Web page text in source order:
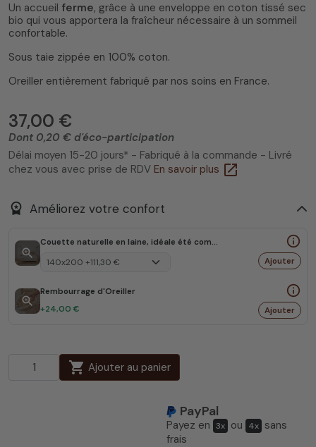
Un accueil ferme, grâce à une enveloppe en coton tissé sec
bio qui vous apportera la fraîcheur nécessaire à un sommeil
confortable.
Sous taie zippée en 100% coton.
Oreiller entièrement fabriqué par nos soins en France.
37,00 €
Dont 0,20 € d'éco-participation
Délai moyen 15-20 jours* - Fabriqué à la commande - Livré
chez vous avec prise de RDV En savoir plus open_in_new
workspace_premium Améliorez votre confort
zoom_in
Couette naturelle en laine, idéale été comme hiver info_outline
Ajouter
zoom_in
Rembourrage d'Oreiller info_outline
+24,00 € Ajouter
shopping_cart Ajouter au panier
PayPal
Payez en 3x ou 4x sans
frais